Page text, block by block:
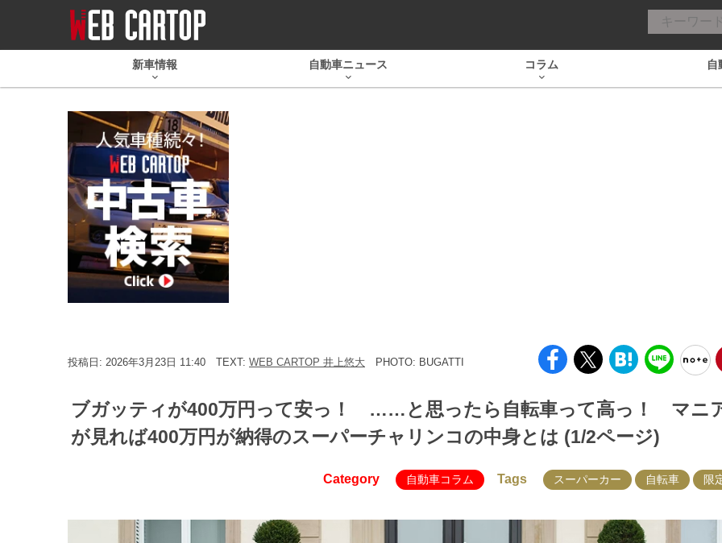
新車情報 自動車ニュース コラム 自
投稿日: 2026年3月23日 11:40 TEXT: WEB CARTOP 井上悠大 PHOTO: BUGATTI
ブガッティが400万円って安っ！ ……と思ったら自転車って高っ！ マニ
が見れば400万円が納得のスーパーチャリンコの中身とは (1/2ページ)
Category 自動車コラム Tags スーパーカー 自転車 限